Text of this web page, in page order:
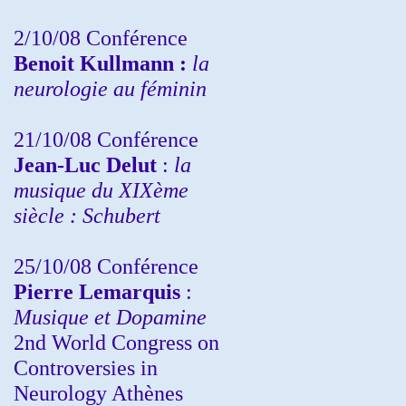
2/10/08 Conférence
Benoit Kullmann : la
neurologie au féminin
21/10/08 Conférence
Jean-Luc Delut : la
musique du XIXème
siècle : Schubert
25/10/08 Conférence
Pierre Lemarquis :
Musique et Dopamine
2nd World Congress on
Controversies in
Neurology Athènes